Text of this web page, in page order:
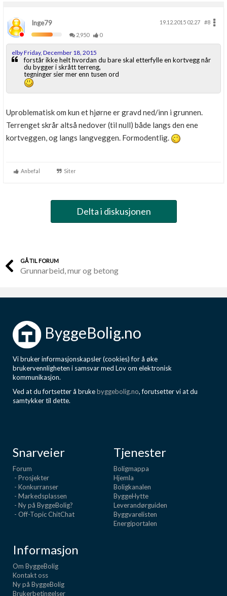
Inge79 19.12.2015 02.27
#8
2,950
0
elby Friday, December 18, 2015
forstår ikke helt hvordan du bare skal etterfylle en kortvegg når
du bygger i skrått terreng,
tegninger sier mer enn tusen ord
Uproblematisk om kun et hjørne er gravd ned/inn i grunnen.
Terrenget skrår altså nedover (til null) både langs den ene
kortveggen, og langs langveggen. Formodentlig.
Anbefal Siter
Delta i diskusjonen
GÅ TIL FORUM
Grunnarbeid, mur og betong
ByggeBolig.no
Vi bruker informasjonskapsler (cookies) for å øke
brukervennligheten i samsvar med Lov om elektronisk
kommunikasjon.
Ved at du fortsetter å brukebyggebolig.no, forutsetter vi at du
samtykker til dette.
Snarveier
Forum
- Prosjekter
- Konkurranser
- Markedsplassen
- Ny på ByggeBolig?
- Off-Topic ChitChat
Tjenester
Boligmappa
Hjemla
Boligkanalen
ByggeHytte
Leverandørguiden
Byggvarelisten
Energiportalen
Informasjon
Om ByggeBolig
Kontakt oss
Ny på ByggeBolig
Brukerbetingelser